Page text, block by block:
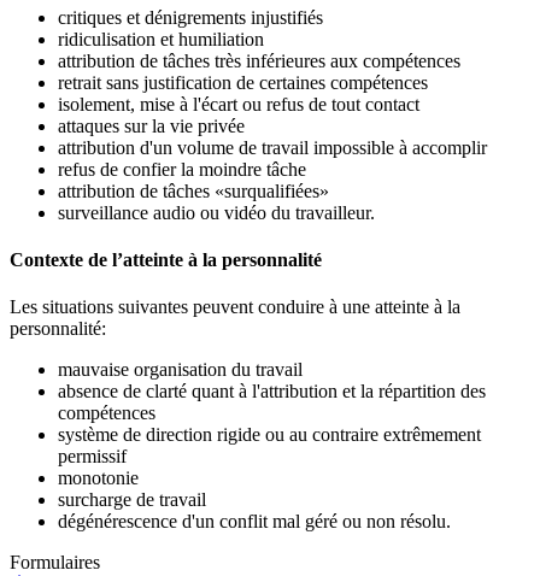
critiques et dénigrements injustifiés
ridiculisation et humiliation
attribution de tâches très inférieures aux compétences
retrait sans justification de certaines compétences
isolement, mise à l'écart ou refus de tout contact
attaques sur la vie privée
attribution d'un volume de travail impossible à accomplir
refus de confier la moindre tâche
attribution de tâches «surqualifiées»
surveillance audio ou vidéo du travailleur.
Contexte de l’atteinte à la personnalité
Les situations suivantes peuvent conduire à une atteinte à la
personnalité:
mauvaise organisation du travail
absence de clarté quant à l'attribution et la répartition des
compétences
système de direction rigide ou au contraire extrêmement
permissif
monotonie
surcharge de travail
dégénérescence d'un conflit mal géré ou non résolu.
Formulaires